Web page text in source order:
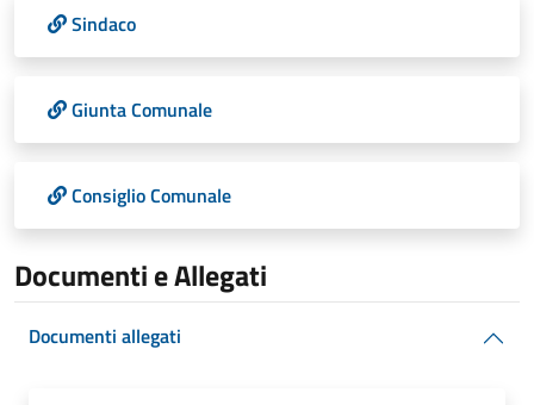
Sindaco
Giunta Comunale
Consiglio Comunale
Documenti e Allegati
Documenti allegati